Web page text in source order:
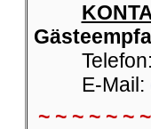
Telefon:
E-Mail:
~ ~ ~ ~ ~ ~